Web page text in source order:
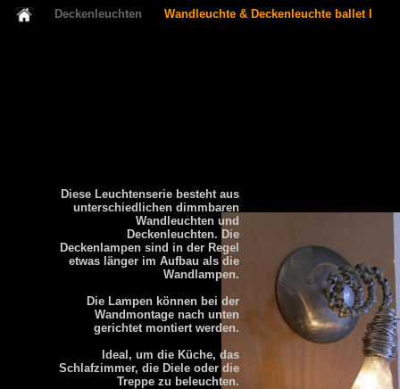
Deckenleuchten Wandleuchte & Deckenleuchte ballet I
Diese Leuchtenserie besteht aus
unterschiedlichen dimmbaren
Wandleuchten und
Deckenleuchten. Die
Deckenlampen sind in der Regel
etwas länger im Aufbau als die
Wandlampen.
Die Lampen können bei der
Wandmontage nach unten
gerichtet montiert werden.
Ideal, um die Küche, das
Schlafzimmer, die Diele oder die
Treppe zu beleuchten.